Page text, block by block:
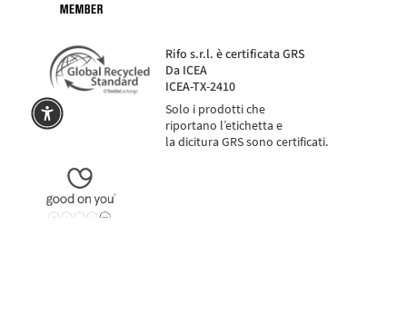
Rifo s.r.l. è certificata GRS
Da ICEA
ICEA-TX-2410
Solo i prodotti che
riportano l’etichetta e
la dicitura GRS sono certificati.